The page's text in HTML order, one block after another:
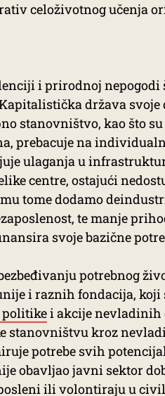
celoživotnog učenja
i prirodnoj nepogodi
država svoje
stanovništvo, kao što
prebacuje na
ulaganja u
centre, ostajući
tome dodamo
te manje
svoje bazične
potrebnog
i raznih fondacija, koji
politikei akcije nevladinih
stanovništvu kroz
potrebe svih
obavljao javni sektor
ili volontiraju u